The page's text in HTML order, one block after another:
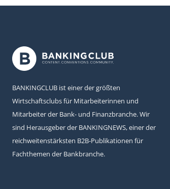
BANKINGCLUB ist einer der größten
Wirtschaftsclubs für Mitarbeiterinnen und
Mitarbeiter der Bank- und Finanzbranche. Wir
sind Herausgeber der BANKINGNEWS, einer der
reichweitenstärksten B2B-Publikationen für
Fachthemen der Bankbranche.